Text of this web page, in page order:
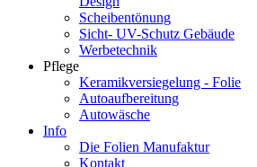
Scheibentönung
Sicht- UV-Schutz Gebäude
Werbetechnik
Pflege
Keramikversiegelung - Folie
Autoaufbereitung
Autowäsche
Info
Die Folien Manufaktur
Kontakt